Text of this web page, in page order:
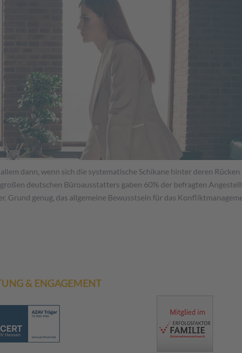
dann, wenn sich die systematische Schikane hinter deren Rücken
deutschen Büroausstatters gaben 60% der befragten
genug, das allgemeine Bewusstsein für das
& ENGAGEMENT